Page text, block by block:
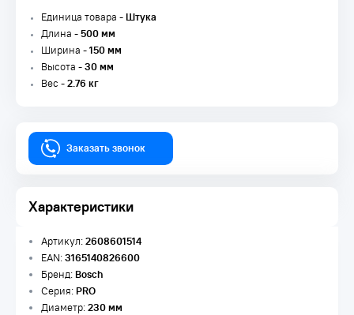
Единица товара -Штука
Длина -500 мм
Ширина -150 мм
Высота -30 мм
Вес -2.76 кг
Заказать звонок
Характеристики
Артикул:2608601514
EAN:3165140826600
Бренд:Bosch
Серия:PRO
Диаметр:230 мм